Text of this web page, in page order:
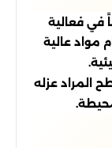
في فعالية
مواد عالية
المراد عزله